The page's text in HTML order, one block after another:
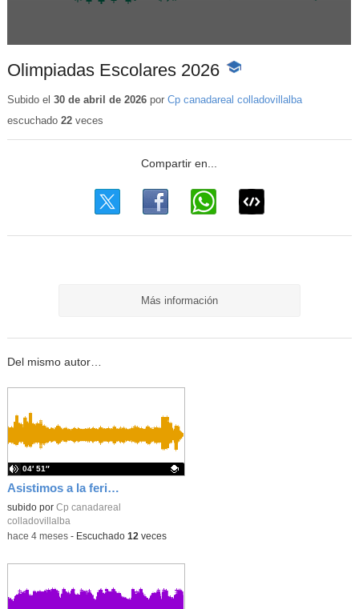
Olimpiadas Escolares 2026 -
educativo
Subido el 30 de abril de 2026por Cp canadareal colladovillalba
escuchado 22veces
Más información
Del mismo autor…
Asistimos a la feria científica
Contenido educativo.
subido por Cp canadareal
colladovillalba
04′ 51″
-hace 4 meses- Escuchado 12veces